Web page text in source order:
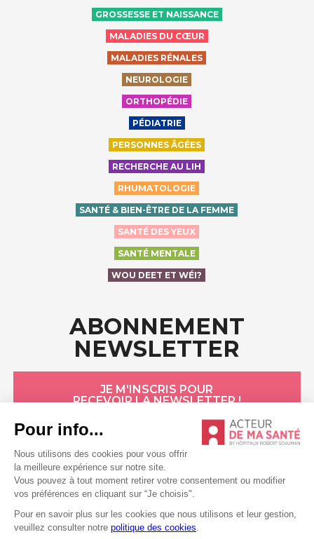
GROSSESSE ET NAISSANCE
MALADIES DU CŒUR
MALADIES RÉNALES
NEUROLOGIE
ORTHOPÉDIE
PÉDIATRIE
PERSONNES ÂGÉES
RECHERCHE AU LIH
RHUMATOLOGIE
SANTÉ & BIEN-ÊTRE DE LA FEMME
SANTÉ DES YEUX
SANTÉ MENTALE
WOU DEET ET WÉI?
ABONNEMENT
NEWSLETTER
JE M'INSCRIS POUR
RECEVOIR LA NEWSLETTER !
HÔPITAUX ROBERT SCHUMAN
Politique de confidentialité
Politique de cookies
Conditions générales
Mentions légales